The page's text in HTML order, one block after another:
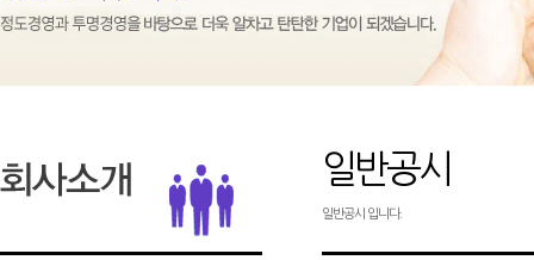
일반공시
일반공시 입니다.